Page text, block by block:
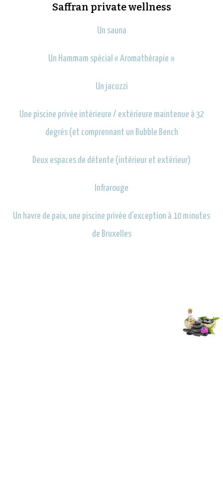
Saffran private wellness
Un sauna
Un Hammam spécial « Aromathérapie »
Un jacuzzi
Une piscine privée intérieure / extérieure maintenue à 32
degrés (et comprennant un Bubble Bench
Deux espaces de détente (intérieur et extérieur)
Infrarouge
Un havre de paix, une piscine privée d’exception à 10 minutes
de Bruxelles